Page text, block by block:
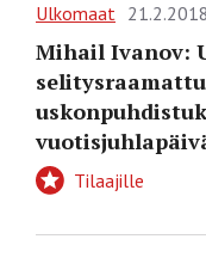
Ulkomaat 21.2.2018
Mihail Ivanov:
Tilaajille